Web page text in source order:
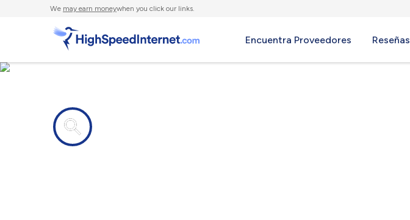
We may earn moneywhen you click our links.
Encuentra Proveedores Reseñas